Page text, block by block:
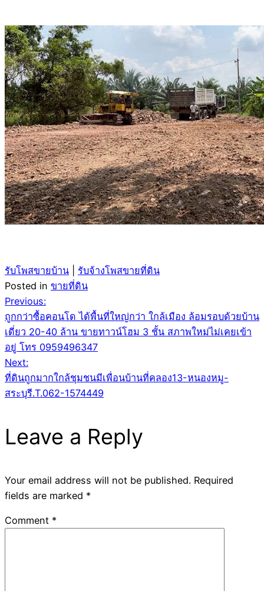
รับโพสขายบ้าน
รับจ้างโพสขายที่ดิน
Posted in ขายที่ดิน
Post
navigation
Previous:
ถูกกว่าซื้อคอนโด ได้พื้นที่ใหญ่กว่า ใกล้เมือง ล้อมรอบด้วยบ้าน
เดี่ยว 20-40 ล้าน ขายทาวน์โฮม 3 ชั้น สภาพใหม่ไม่เคยเข้า
อยู่ โทร 0959496347
Next:
ที่ดินถูกมากใกล้ชุมชนมีเพื่อนบ้านที่คลอง13-หนองหมู-
สระบุรี.T.062-1574449
Leave a Reply
Your email address will not be published. Required
fields are marked *
Comment *